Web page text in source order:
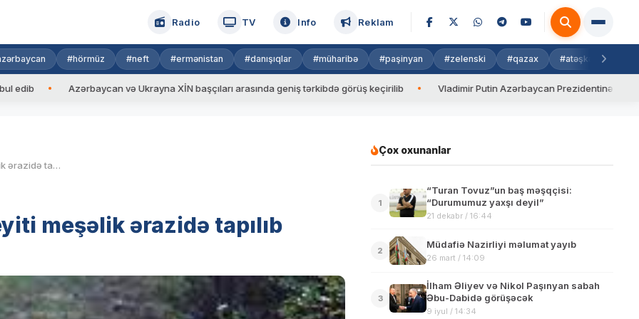
Radio TV Info Reklam
#hörmüz #neft #ermənistan #danışıqlar #müharibə #paşinyan #zelenski #qazax #atəşkəs
Azərbaycan və Ukrayna XİN başçıları arasında geniş tərkibdə görüş keçirilib Vladimir Putin Azərbaycan Prezidentinə zəng edib
Tovuzda 46 yaşlı kişinin meyiti meşəlik ərazidə tapılıb
meşəlik ərazidə tapılıb
Çox oxunanlar
1
“Turan Tovuz”un baş məşqçisi:
“Durumumuz yaxşı deyil”
21 dekabr / 16:44
2
Müdafiə Nazirliyi məlumat yayıb
26 mart / 14:09
3
İlham Əliyev və Nikol Paşınyan sabah
Əbu-Dabidə görüşəcək
9 iyul / 14:34